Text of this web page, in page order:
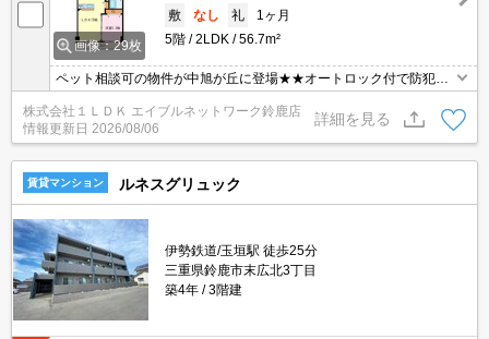
画像：29枚
敷
なし 礼
1ヶ月
5階
2LDK 56.7m²
ペット相談可の物件が中旭が丘に登場★★オートロック付で防犯面
◎設備も充実です★ お問い合わせはエイブルネットワーク鈴鹿店
まで★
株式会社１ＬＤＫ エイブルネットワーク鈴鹿店
情報更新日 2026/08/06
詳細を見る
賃貸マンション ルネスグリュック
伊勢鉄道/玉垣駅 徒歩25分
三重県鈴鹿市末広北3丁目
築4年
3階建